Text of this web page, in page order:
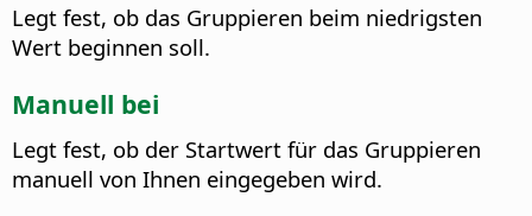
Legt fest, ob das Gruppieren beim niedrigsten
Wert beginnen soll.
Manuell bei
Legt fest, ob der Startwert für das Gruppieren
manuell von Ihnen eingegeben wird.